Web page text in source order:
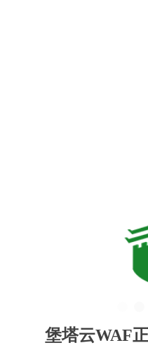
堡塔云WAF